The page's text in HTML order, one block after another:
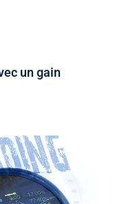
un gain